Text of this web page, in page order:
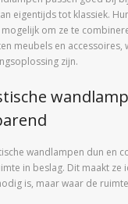
eigentijds tot klassiek.
om ze te
meubels en accessoires,
zijn.
wandlampen dun en
in beslag. Dit maakt ze
is, maar waar de